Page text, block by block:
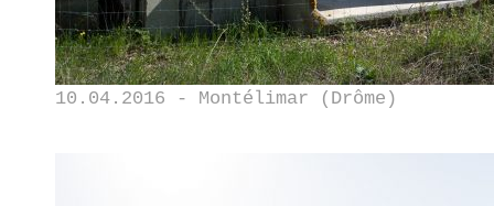
10.04.2016 - Montélimar (Drôme)